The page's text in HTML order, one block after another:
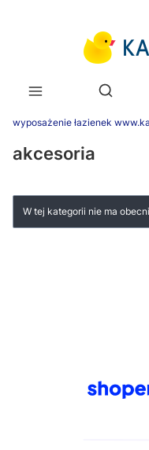
Otwórz
wyposażenie łazienek
akcesoria
W tej kategorii nie ma